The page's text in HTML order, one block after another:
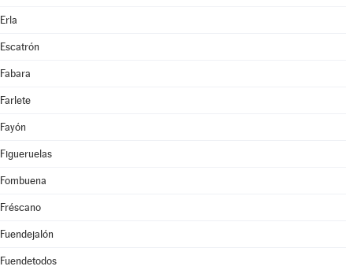
Erla
Escatrón
Fabara
Farlete
Fayón
Figueruelas
Fombuena
Fréscano
Fuendejalón
Fuendetodos